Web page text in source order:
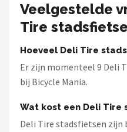
Veelgestelde
Tire
Hoeveel Deli Tire
Er zijn momenteel 9 Deli
bij Bicycle Mania.
Wat kost een Deli Tire
Deli Tire stadsfietsen zijn